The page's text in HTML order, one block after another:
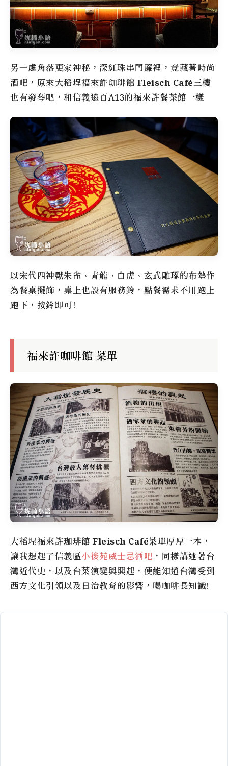
另一處角落更家神秘，深紅珠串門簾裡，竟藏著時尚
酒吧，原來大稻埕福來許珈琲館 Fleisch Café三樓
也有發琴吧，和信義遠百A13的福來許餐茶館一樣
以宋代四神獸朱雀、青龍、白虎、玄武雕琢的布墊作
為餐桌擺飾，桌上也設有服務鈴，點餐需求不用跑上
跑下，按鈴即可!
福來許咖啡館 菜單
大稻埕福來許珈琲館 Fleisch Café菜單厚厚一本，
讓我想起了信義區小後苑威士忌酒吧 ，同樣講述著台
灣近代史，以及台菜演變與興起，便能知道台灣受到
西方文化引領以及日治教育的影響，喝咖啡長知識!